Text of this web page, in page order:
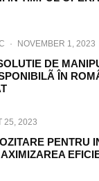
· NOVEMBER 1, 2023
DE
ÎN
25, 2023
PENTRU